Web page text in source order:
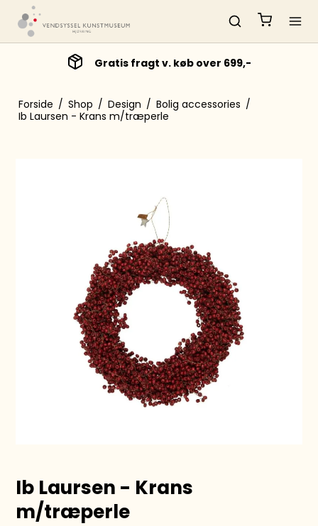
Gratis fragt v. køb over 699,-
Forside / Shop / Design / Bolig accessories /
Ib Laursen - Krans m/træperle
Ib Laursen - Krans
m/træperle